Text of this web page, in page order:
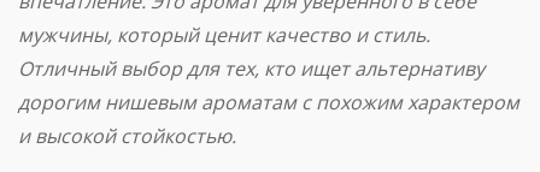
мужчины, который ценит качество и стиль.
Отличный выбор для тех, кто ищет альтернативу
дорогим нишевым ароматам с похожим характером
и высокой стойкостью.